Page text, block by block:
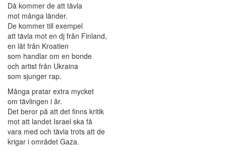
Då kommer de att tävla
mot många länder.
De kommer till exempel
att tävla mot en dj från Finland,
en låt från Kroatien
som handlar om en bonde
och artist från Ukraina
som sjunger rap.
Många pratar extra mycket
om tävlingen i år.
Det beror på att det finns kritik
mot att landet Israel ska få
vara med och tävla trots att de
krigar i området Gaza.